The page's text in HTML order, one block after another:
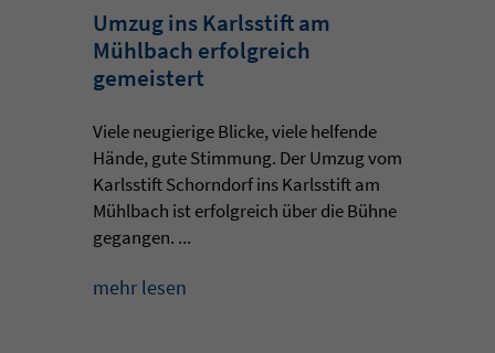
Umzug ins Karlsstift am
Mühlbach erfolgreich
gemeistert
Viele neugierige Blicke, viele helfende
Hände, gute Stimmung. Der Umzug vom
Karlsstift Schorndorf ins Karlsstift am
Mühlbach ist erfolgreich über die Bühne
gegangen. ...
mehr lesen